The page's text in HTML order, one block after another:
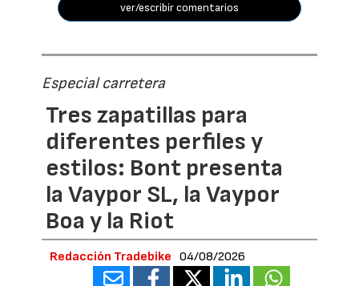
ver/escribir comentarios
Especial carretera
Tres zapatillas para
diferentes perfiles y
estilos: Bont presenta
la Vaypor SL, la Vaypor
Boa y la Riot
Redacción Tradebike 04/08/2026